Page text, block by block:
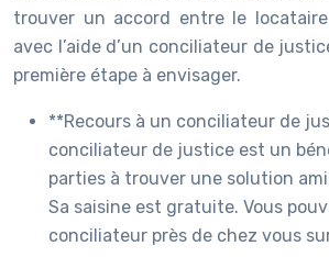
trouver un accord entre le
avec l’aide d’un conciliateur de
première étape à envisager.
**Recours à un conciliateur de
conciliateur de justice est un
parties à trouver une solution
Sa saisine est gratuite. Vous
conciliateur près de chez vous